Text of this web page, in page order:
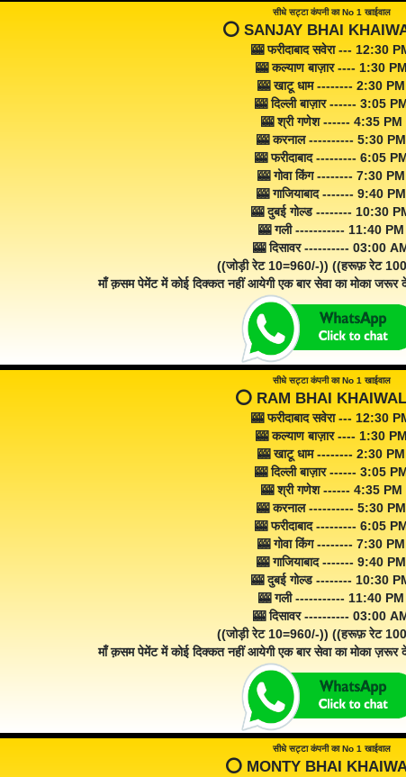
सीधे सट्टा कंपनी का No 1 खाईवाल
⭕️ SANJAY BHAI
🎰 फरीदाबाद सवेरा --- 12:30
🎰 कल्याण बाज़ार ---- 1:30 PM
🎰 खाटू धाम -------- 2:30 PM
🎰 दिल्ली बाज़ार ------ 3:05
🎰 श्री गणेश ------ 4:35 PM
🎰 करनाल ---------- 5:30 PM
🎰 फरीदाबाद --------- 6:05
🎰 गोवा किंग -------- 7:30 PM
🎰 गाजियाबाद ------- 9:40 PM
🎰 दुबई गोल्ड -------- 10:30
🎰 गली ----------- 11:40 PM
🎰 दिसावर ---------- 03:00
((जोड़ी रेट 10=960/-)) ((हरूफ़ रेट
माँ क़सम पेमेंट में कोई दिक्कत नहीं आयेगी एक बार सेवा का मोका जरूर
सीधे सट्टा कंपनी का No 1 खाईवाल
⭕️ RAM BHAI
🎰 फरीदाबाद सवेरा --- 12:30
🎰 कल्याण बाज़ार ---- 1:30 PM
🎰 खाटू धाम -------- 2:30 PM
🎰 दिल्ली बाज़ार ------ 3:05
🎰 श्री गणेश ------ 4:35 PM
🎰 करनाल ---------- 5:30 PM
🎰 फरीदाबाद --------- 6:05
🎰 गोवा किंग -------- 7:30 PM
🎰 गाजियाबाद ------- 9:40 PM
🎰 दुबई गोल्ड -------- 10:30
🎰 गली ----------- 11:40 PM
🎰 दिसावर ---------- 03:00
((जोड़ी रेट 10=960/-)) ((हरूफ़ रेट
माँ क़सम पेमेंट में कोई दिक्कत नहीं आयेगी एक बार सेवा का मोका ज़रूर
सीधे सट्टा कंपनी का No 1 खाईवाल
⭕️ MONTY BHAI